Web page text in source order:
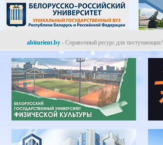
abiturient.by - Справочный ресурс для поступающих!